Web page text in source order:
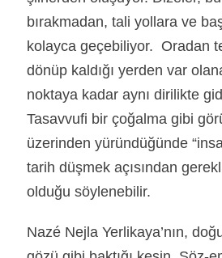
bırakmadan, tali yollara ve
kolayca geçebiliyor. Oradan
dönüp kaldığı yerden var
noktaya kadar aynı dirilikte
Tasavvufi bir çoğalma gibi
üzerinden yüründüğünde
tarih düşmek açısından
olduğu söylenebilir.
Nazé Nejla Yerlikaya’nın,